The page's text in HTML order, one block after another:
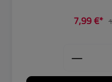
7,99 €*